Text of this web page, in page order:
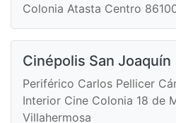
Colonia Atasta Centro
Cinépolis San Joaquín
Periférico Carlos Pellicer
Interior Cine Colonia 18 de
Villahermosa